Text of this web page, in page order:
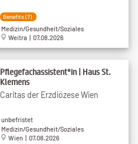
Benefits (7)
Medizin/Gesundheit/Soziales
Weitra | 07.08.2026
Pflegefachassistent*in | Haus St.
Klemens
Caritas der Erzdiözese Wien
unbefristet
Medizin/Gesundheit/Soziales
Wien | 07.08.2026